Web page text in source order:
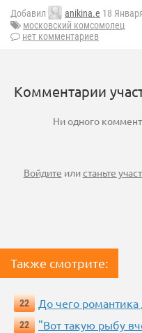
Добавил anikina.e 18
московский комсомолец
нет комментариев
Комментарии
Ни одного
Войдите илистаньте
Также смотрите:
22 До чего
22
"Вот такую рыбу